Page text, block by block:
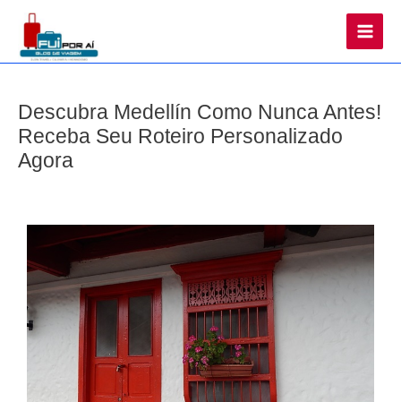
Main
Descubra Medellín Como Nunca Antes!
Receba Seu Roteiro Personalizado
Agora